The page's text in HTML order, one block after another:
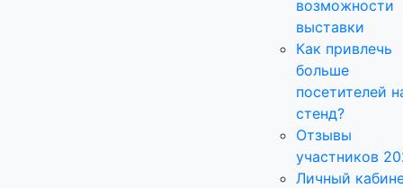
возможности
выставки
Как привлечь
больше
посетителей
стенд?
Отзывы
участников
Личный